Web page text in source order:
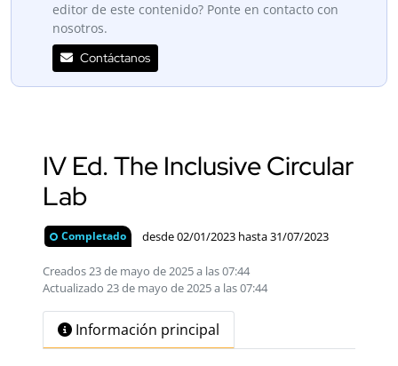
editor de este contenido? Ponte en contacto con
nosotros.
Contáctanos
IV Ed. The Inclusive Circular
Lab
Completado desde 02/01/2023 hasta 31/07/2023
Creados 23 de mayo de 2025 a las 07:44
Actualizado 23 de mayo de 2025 a las 07:44
Información principal